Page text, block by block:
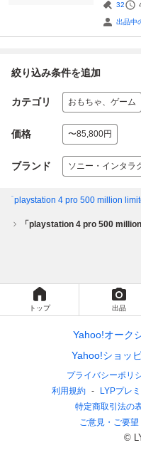
32
出品中
絞り込み条件を追加
カテゴリ おもちゃ、ゲーム
価格 〜85,800円
ブランド ソニー・インタラ
「playstation 4 pro 500 million
「playstation 4 pro 500
トップ 出品
Yahoo!オーク
Yahoo!ショッ
プライバシーポリ
利用規約
LYPプレ
特定商取引法の
ご意見・ご要望
©